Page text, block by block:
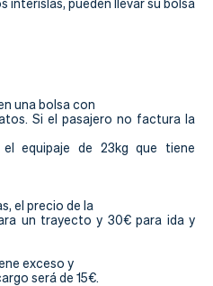
interislas, pueden llevar su bolsa
una bolsa con
Si el pasajero no factura la
equipaje de 23kg que tiene
el precio de la
un trayecto y 30€ para ida y
exceso y
será de 15€.